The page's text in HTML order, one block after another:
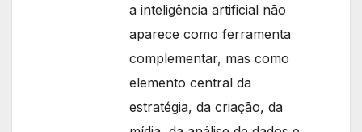
a inteligência artificial não
aparece como ferramenta
complementar, mas como
elemento central da
estratégia, da criação, da